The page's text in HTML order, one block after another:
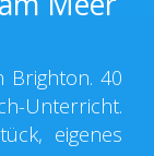
Brighton. 40
Unterricht.
eigenes